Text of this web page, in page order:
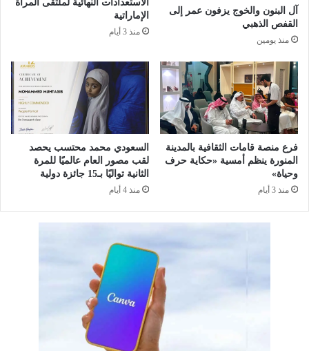
ت
ج
ز
ة
"
ل
ت
م
ك
ي
ن
ا
ل
ت
ن
ا
س
ي
ة
ل
ل
م
ن
ط
ق
ة
أ
آل البنون والخوج يزفون عمر إلى
القفص الذهبي
منذ يومين
الاستعدادات النهائية لملتقى المرأة
الإماراتية
منذ 3 أيام
فرع منصة قامات الثقافية بالمدينة
المنورة ينظم أمسية «حكاية حرف
وحياة»
منذ 3 أيام
السعودي محمد محتسب يحصد
لقب مصور العام عالميًا للمرة
الثانية تواليًا بـ15 جائزة دولية
منذ 4 أيام